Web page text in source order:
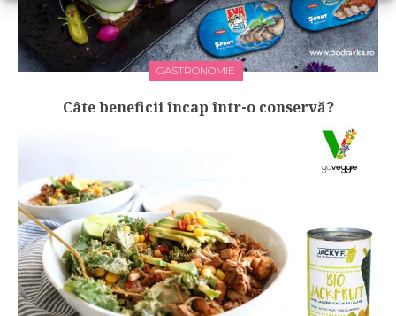
GASTRONOMIE
Câte beneficii încap într-o conservă?